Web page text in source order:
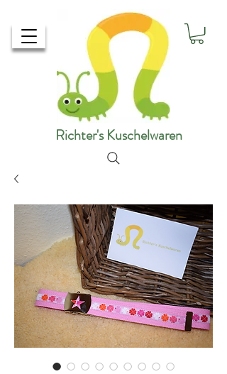
Richter's Kuschelwaren